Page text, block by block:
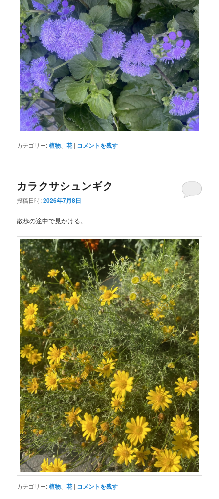
カテゴリー:植物 、花 | コメントを残す
カラクサシュンギク
投稿日時:2026年7月8日
散歩の途中で見かける。
カテゴリー:植物 、花 | コメントを残す